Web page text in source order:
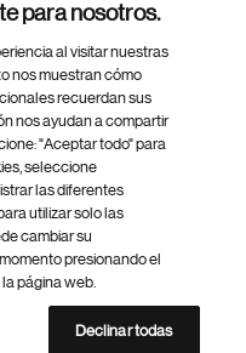
AG
Accesibilidad
Mapa del sitio
para nosotros.
al visitar nuestras
nos muestran cómo
recuerdan sus
nos ayudan a compartir
"Aceptar todo" para
seleccione
las diferentes
utilizar solo las
cambiar su
presionando el
página web.
Declinar todas